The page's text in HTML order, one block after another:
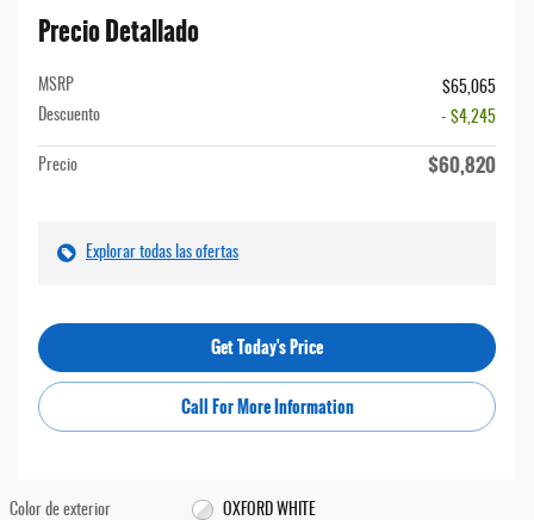
Precio Detallado
MSRP
$65,065
Descuento
- $4,245
Precio $60,820
Explorar todas las ofertas
Get Today's Price
Call For More Information
Color de exterior OXFORD WHITE